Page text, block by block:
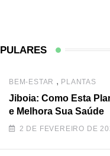
BEM-ESTAR , PLANTAS
Jiboia: Como Esta
e Melhora Sua Saúde
2 DE FEVEREIRO DE